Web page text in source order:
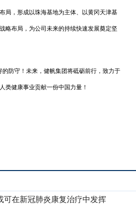
局，形成以珠海基地为主体、以黄冈天津基
略布局，为公司未来的持续快速发展奠定坚
防守！未来，健帆集团将砥砺前行，致力于
类健康事业贡献一份中国力量！
可在新冠肺炎康复治疗中发挥